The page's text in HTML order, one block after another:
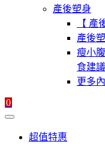
產後塑身
【 產
產後
瘦小
食建
更多
0
超值特惠